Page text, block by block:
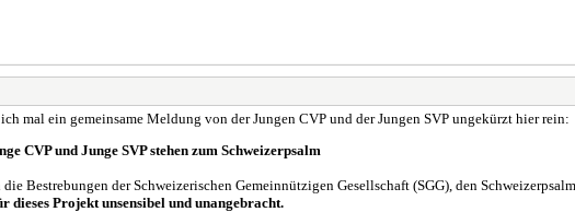
mal ein gemeinsame Meldung von der Jungen CVP und der Jungen SVP ungekürzt hier rein:
CVP und Junge SVP stehen zum Schweizerpsalm
Bestrebungen der Schweizerischen Gemeinnützigen Gesellschaft (SGG), den
dieses Projekt unsensibel und unangebracht.